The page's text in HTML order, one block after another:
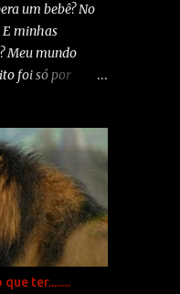
um bebê? No
minhas
Meu mundo
foi só por
que
Clara. Na
acelerou, mas
bateu tristeza.
Não foi
Mãe aos 25.
bacana?
ter........